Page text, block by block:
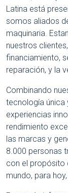
Latina está
somos aliados
maquinaria.
nuestros
financiamiento,
reparación, y la
Combinando
tecnología única
experiencias
rendimiento
las marcas y
8.000 personas
con el propósito
mundo, para